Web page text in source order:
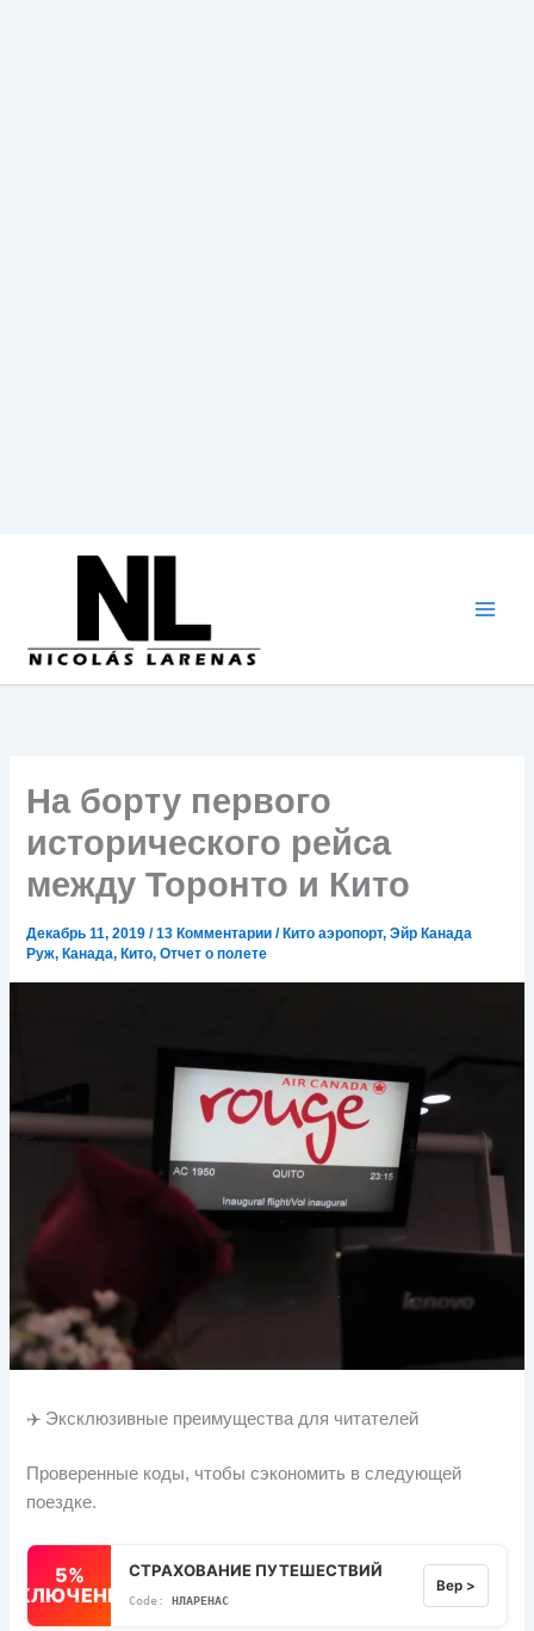
содержимому
На борту первого
исторического рейса
между Торонто и Кито
Декабрь 11, 2019/13 Комментарии / Кито аэропорт,Эйр Канада
Руж, Канада, Кито,Отчет о полете
✈️ Эксклюзивные преимущества для читателей
Проверенные коды, чтобы сэкономить в следующей
поездке.
5%
СТРАХОВАНИЕ ПУТЕШЕСТВИЙ
НЛАРЕНАС
Вер >